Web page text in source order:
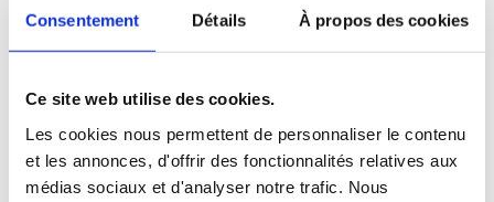
Consentement Détails À propos des cookies
Ce site web utilise des cookies.
Les cookies nous permettent de personnaliser le contenu
et les annonces, d'offrir des fonctionnalités relatives aux
médias sociaux et d'analyser notre trafic. Nous
Livraison
Livrer à une autre adresse